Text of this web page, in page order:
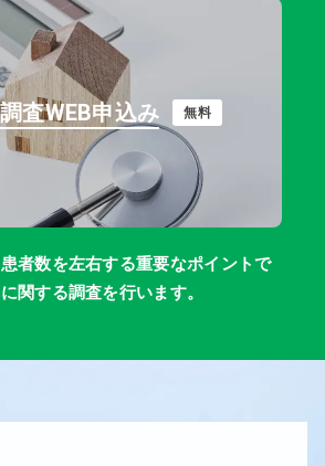
査WEB申込み 無料
者数を左右する重要なポイントで
関する調査を行います。